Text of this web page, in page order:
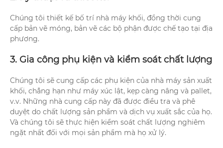
Chúng tôi thiết kế bố trí nhà máy khối, đồng thời cung
cấp bản vẽ móng, bản vẽ các bộ phận được chế tạo tại địa
phương.
3. Gia công phụ kiện và kiểm soát chất lượng
Chúng tôi sẽ cung cấp các phụ kiện của nhà máy sản xuất
khối, chẳng hạn như máy xúc lật, kẹp càng nâng và pallet,
v.v. Những nhà cung cấp này đã được điều tra và phê
duyệt do chất lượng sản phẩm và dịch vụ xuất sắc của họ.
Và chúng tôi sẽ thực hiện kiểm soát chất lượng nghiêm
ngặt nhất đối với mọi sản phẩm mà họ xử lý.